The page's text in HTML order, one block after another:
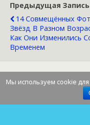
Предыдущая Запись
14 Совмещённых
Звёзд В Разном
Как Они Изменились
Временем
Мы используем cookie